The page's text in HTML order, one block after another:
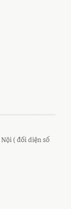
( đối diện số